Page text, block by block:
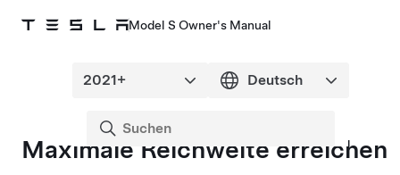
Model S Owner's Manual
Maximale Reichweite erreichen